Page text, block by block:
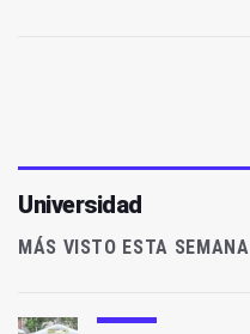
Universidad
MÁS VISTO ESTA SEMANA